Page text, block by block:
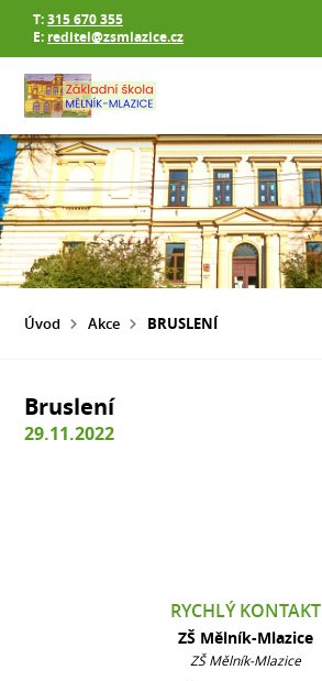
T:315 670 355
E: reditel@zsmlazice.cz
Úvod Akce BRUSLENÍ
Bruslení
29.11.2022
RYCHLÝ KONTAKT
ZŠ Mělník-Mlazice
ZŠ Mělník-Mlazice